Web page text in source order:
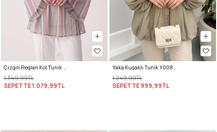
Çizgili Reglan Kol Tunik 260203 - MAVİ
1.349,99TL
SEPETTE1.079,99TL
Yaka Kuşaklı Tunik Y0088 - HAKİ
1.249,99TL
SEPETTE999,99TL